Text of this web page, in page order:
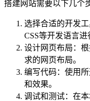
搭建网站需要以下几个
选择合适的开发
CSS等开发语言进
设计网页布局：
求的网页布局。
编写代码：使用
和效果。
调试和测试：在